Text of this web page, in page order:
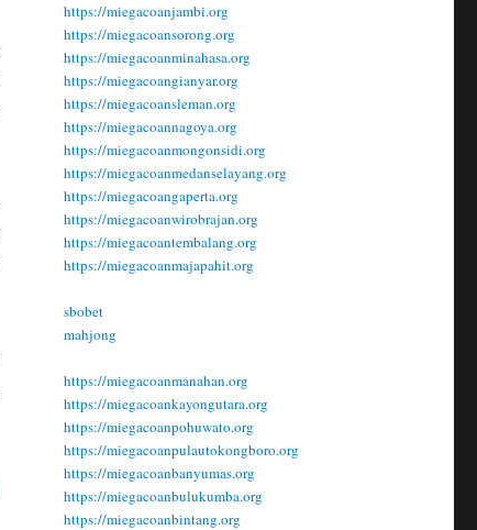
https://miegacoanjambi.org
https://miegacoansorong.org
https://miegacoanminahasa.org
https://miegacoangianyar.org
https://miegacoansleman.org
https://miegacoannagoya.org
https://miegacoanmongonsidi.org
https://miegacoanmedanselayang.org
https://miegacoangaperta.org
https://miegacoanwirobrajan.org
https://miegacoantembalang.org
https://miegacoanmajapahit.org
sbobet
mahjong
https://miegacoanmanahan.org
https://miegacoankayongutara.org
https://miegacoanpohuwato.org
https://miegacoanpulautokongboro.org
https://miegacoanbanyumas.org
https://miegacoanbulukumba.org
https://miegacoanbintang.org